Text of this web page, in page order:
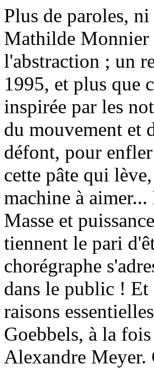
Plus de paroles,
Mathilde Monnier
l'abstraction ; un
1995, et plus que
inspirée par les
du mouvement et
défont, pour
cette pâte qui
machine à
Masse et
tiennent le pari
chorégraphe
dans le public ! Et
raisons
Goebbels, à la
Alexandre Meyer.